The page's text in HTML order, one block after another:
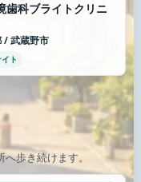
歯科ブライトクリニ
/ 武蔵野市
ト
歩き続けます。